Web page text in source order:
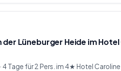
der Lüneburger Heide im
4 Tage für 2 Pers. im 4★ Hotel